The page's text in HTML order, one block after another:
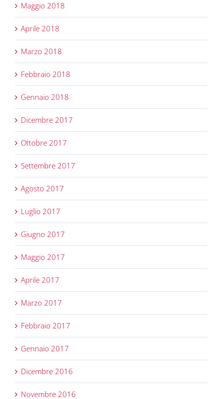
Maggio 2018
Aprile 2018
Marzo 2018
Febbraio 2018
Gennaio 2018
Dicembre 2017
Ottobre 2017
Settembre 2017
Agosto 2017
Luglio 2017
Giugno 2017
Maggio 2017
Aprile 2017
Marzo 2017
Febbraio 2017
Gennaio 2017
Dicembre 2016
Novembre 2016